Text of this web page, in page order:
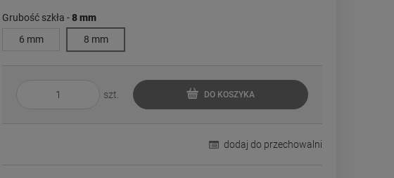
Grubość szkła -8 mm
6 mm
8 mm
szt. DO KOSZYKA
dodaj do przechowalni